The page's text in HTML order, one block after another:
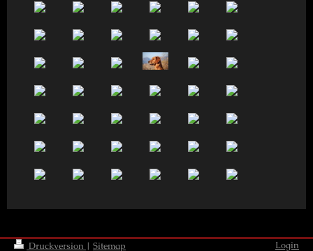
Druckversion | Sitemap Login